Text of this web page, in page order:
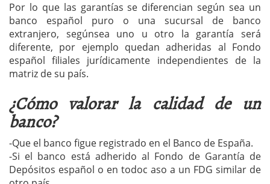
Por lo que las garantías se diferencian según sea un
banco español puro o una sucursal de banco
extranjero, segúnsea uno u otro la garantía será
diferente, por ejemplo quedan adheridas al Fondo
español filiales jurídicamente independientes de la
matriz de su país.
¿Cómo valorar la calidad de un
banco?
-Que el banco figue registrado en el Banco de España.
-Si el banco está adherido al Fondo de Garantía de
Depósitos español o en todoc aso a un FDG similar de